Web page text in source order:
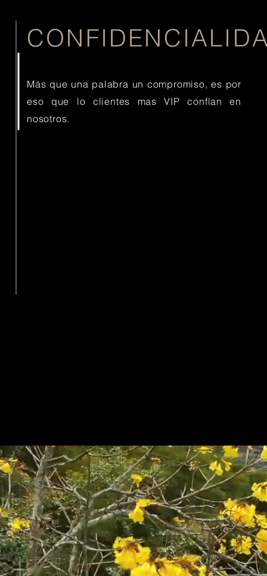
Más que una palabra un compromiso, es por
eso que lo clientes mas VIP confían en
nosotros.